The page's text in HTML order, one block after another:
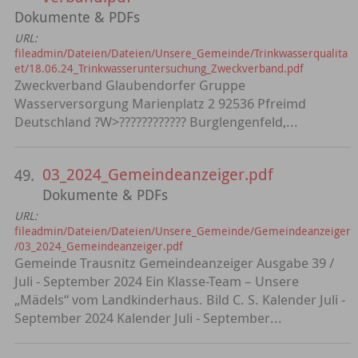
Dokumente & PDFs
URL:
fileadmin/Dateien/Dateien/Unsere_Gemeinde/Trinkwasserqualita
et/18.06.24_Trinkwasseruntersuchung_Zweckverband.pdf
Zweckverband Glaubendorfer Gruppe
Wasserversorgung Marienplatz 2 92536 Pfreimd
Deutschland ?W>???????????? Burglengenfeld,...
49. 03_2024_Gemeindeanzeiger.pdf
Dokumente & PDFs
URL:
fileadmin/Dateien/Dateien/Unsere_Gemeinde/Gemeindeanzeiger
/03_2024_Gemeindeanzeiger.pdf
Gemeinde Trausnitz Gemeindeanzeiger Ausgabe 39 /
Juli - September 2024 Ein Klasse-Team – Unsere
„Mädels“ vom Landkinderhaus. Bild C. S. Kalender Juli -
September 2024 Kalender Juli - September...